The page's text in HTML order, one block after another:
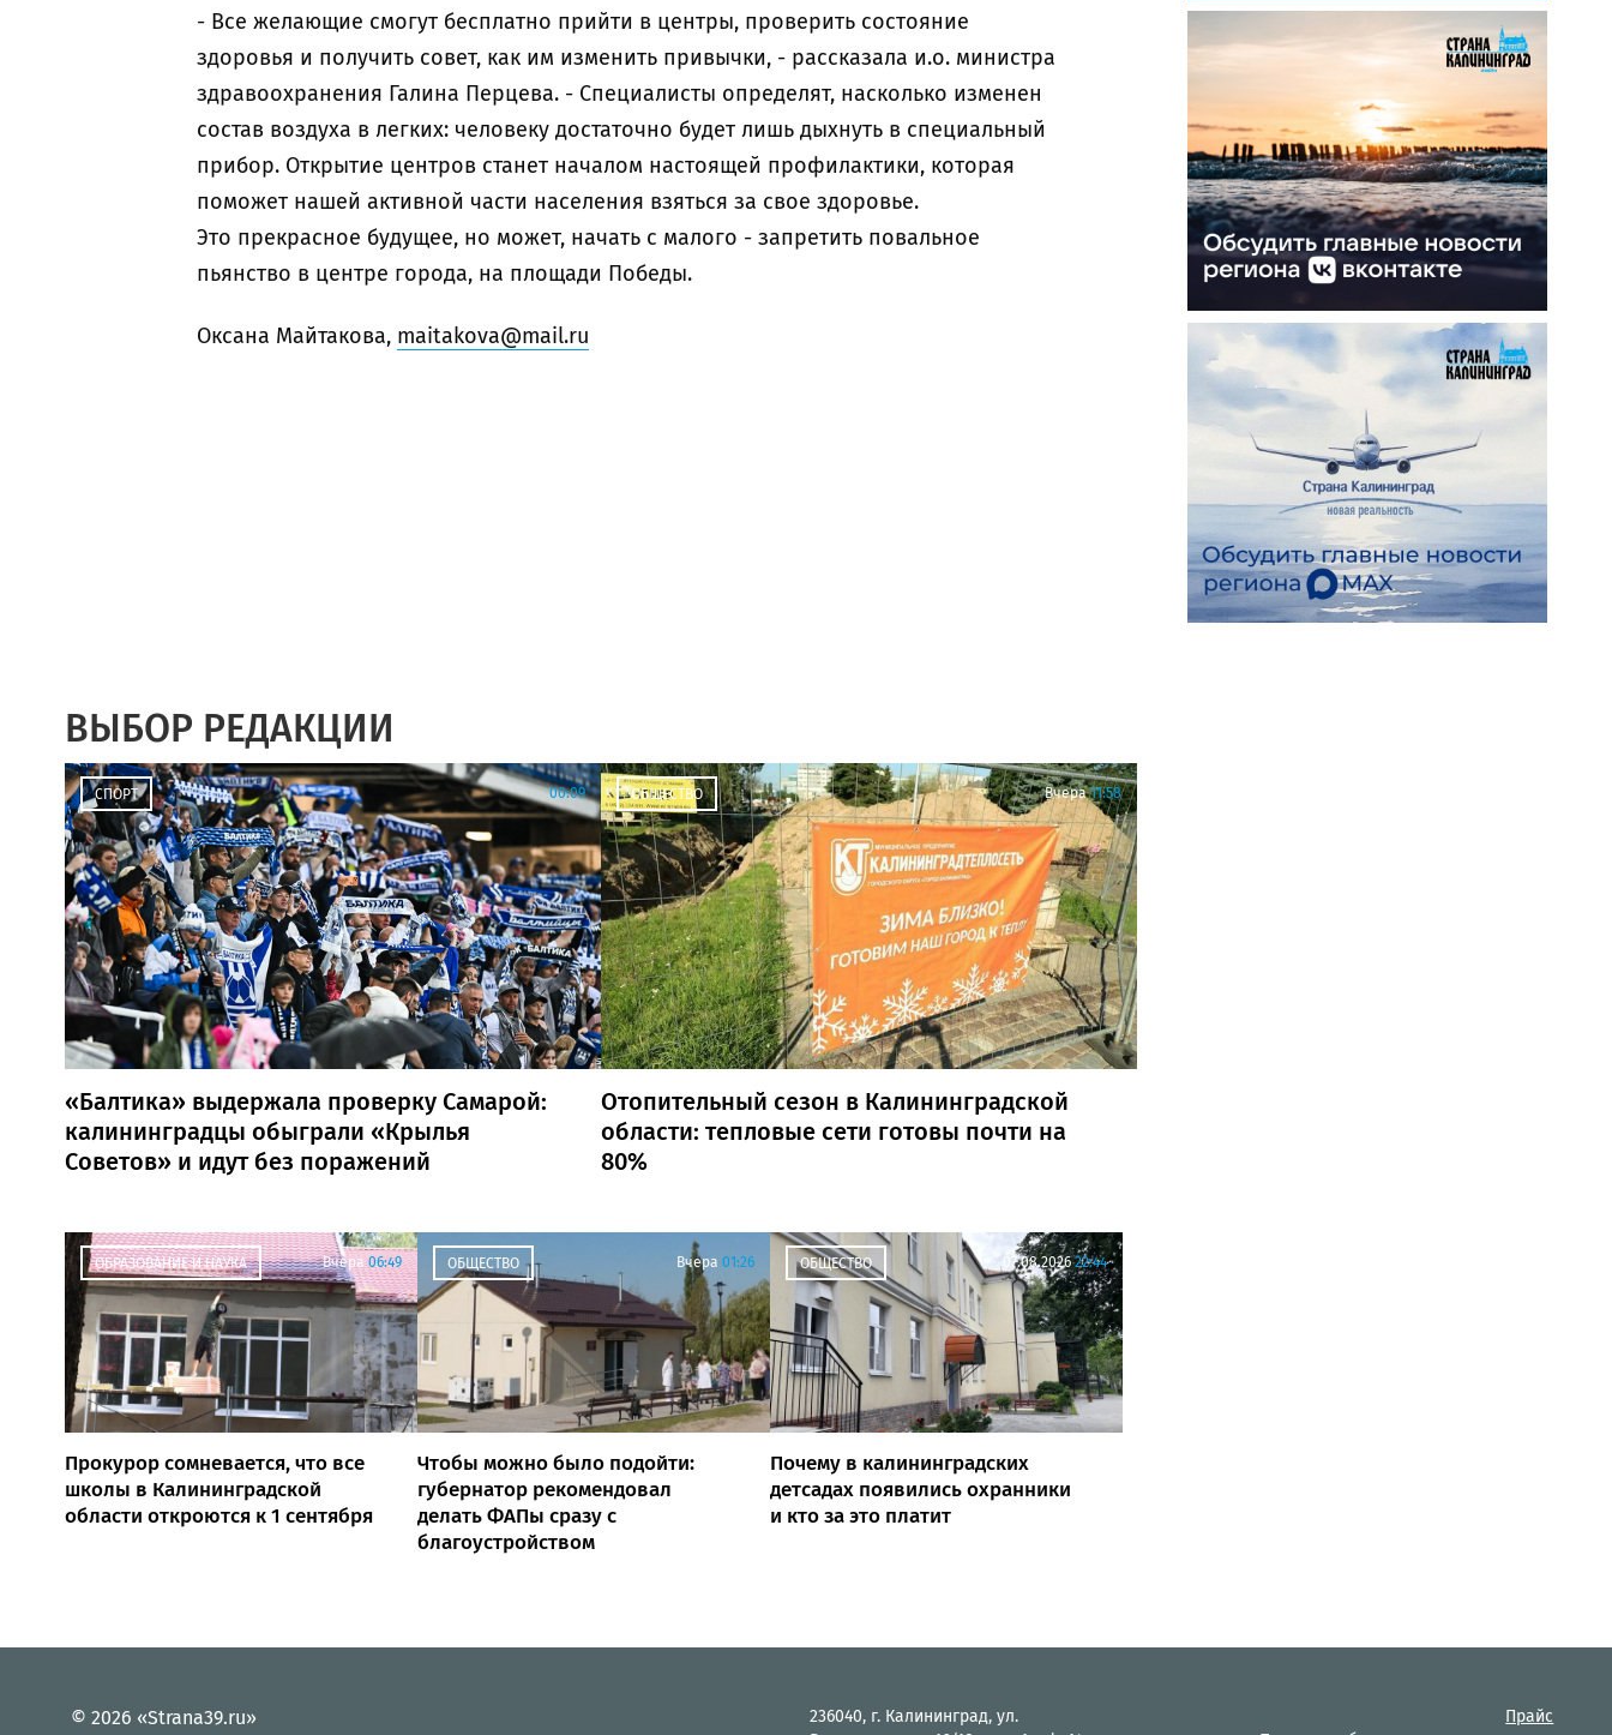
- Все желающие смогут бесплатно прийти в центры, проверить состояние
здоровья и получить совет, как им изменить привычки, - рассказала и.о. министра
здравоохранения Галина Перцева. - Специалисты определят, насколько изменен
состав воздуха в легких: человеку достаточно будет лишь дыхнуть в специальный
прибор. Открытие центров станет началом настоящей профилактики, которая
поможет нашей активной части населения взяться за свое здоровье.
Это прекрасное будущее, но может, начать с малого - запретить повальное
пьянство в центре города, на площади Победы.
Оксана Майтакова, maitakova@mail.ru
ВЫБОР РЕДАКЦИИ
СПОРТ 00:09
«Балтика» выдержала проверку Самарой:
калининградцы обыграли «Крылья
Советов» и идут без поражений
ОБЩЕСТВО Вчера 11:58
Отопительный сезон в Калининградской
области: тепловые сети готовы почти на
80%
ОБРАЗОВАНИЕ И НАУКА Вчера 06:49
Прокурор сомневается, что все
школы в Калининградской
области откроются к 1 сентября
ОБЩЕСТВО Вчера 01:26
Чтобы можно было подойти:
губернатор рекомендовал
делать ФАПы сразу с
благоустройством
ОБЩЕСТВО 07.08.2026 22:44
Почему в калининградских
детсадах появились охранники
и кто за это платит
© 2026 «Strana39.ru»
236040, г. Калининград, ул.
Прайс